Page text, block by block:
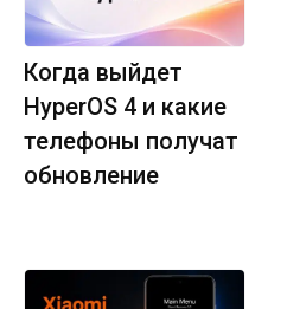
Когда выйдет
HyperOS 4 и какие
телефоны получат
обновление